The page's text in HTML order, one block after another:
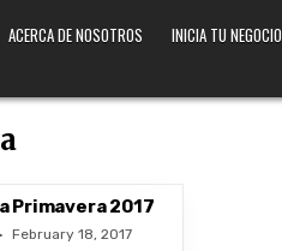
ACERCA DE NOSOTROS INICIA TU NEGOCIO
Primavera 2017
February 18, 2017